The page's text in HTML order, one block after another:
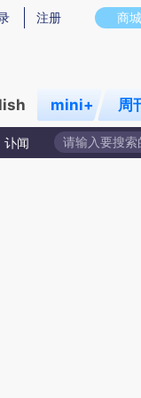
意图存在偏差。不代表
商城
注册
mini+ 周
讣闻